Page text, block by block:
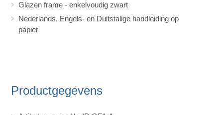
Glazen frame - enkelvoudig zwart
Nederlands, Engels- en Duitstalige handleiding op
papier
Productgegevens